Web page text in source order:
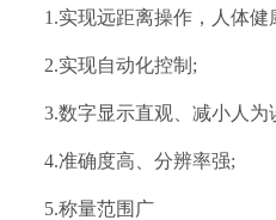
1.实现远距离操作，人体健
2.实现自动化控制 ;
3.数字显示直观、减小人为
4.准确度高、分辨率强;
5.称量范围广